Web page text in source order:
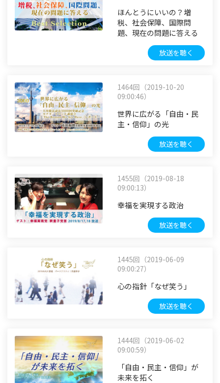
ほんとうにいいの？増
税、社会保障、国際問
題、現在の問題に答える
放送を聴く
1464回（2019-10-20
09:00:46）
世界に広がる「自由・民
主・信仰」の光
放送を聴く
1455回（2019-08-18
09:00:13）
幸福を実現する政治
放送を聴く
1445回（2019-06-09
09:00:27）
心の指針「なぜ笑う」
放送を聴く
1444回（2019-06-02
09:00:59）
「自由・民主・信仰」が
未来を拓く